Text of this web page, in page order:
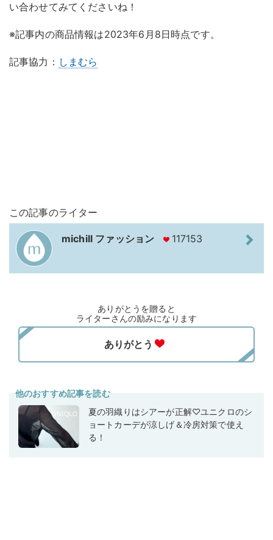
い合わせてみてくださいね！
※記事内の商品情報は2023年6月8日時点です。
記事協力： しまむら
この記事のライター
michill ファッション 117153
ありがとうを贈ると
ライターさんの励みになります
他のおすすめ記事を読む
夏の羽織りはシアーが正解♡ユニクロのシ
ョートカーデが涼しげ＆冷房対策で使え
る！